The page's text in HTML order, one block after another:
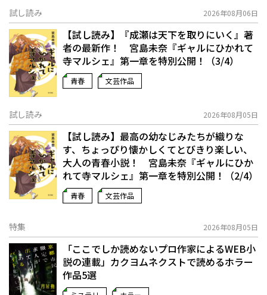
試し読み 2026年08月06日
【試し読み】『成瀬は天下を取りにいく』著
者の最新作！ 宮島未奈『ギャルにひかれて
寺マルシェ』第一章を特別公開！（3/4）
青春 文芸作品
試し読み 2026年08月05日
【試し読み】最高の幼なじみたちが織りな
す、ちょっぴり懐かしくてとびきり楽しい、
大人の青春小説！ 宮島未奈『ギャルにひか
れて寺マルシェ』第一章を特別公開！（2/4）
青春 文芸作品
特集 2026年08月05日
「ここでしか読めないプロ作家によるWEB小
説の連載」――カクヨムネクストで読めるホラー
作品5選